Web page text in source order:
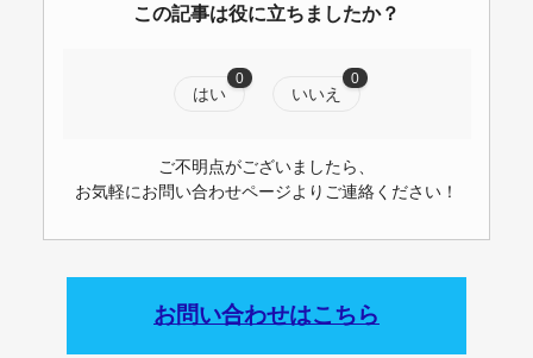
この記事は役に立ちましたか？
はい
0
いいえ
0
ご不明点がございましたら、
お気軽にお問い合わせページよりご連絡ください！
お問い合わせはこちら